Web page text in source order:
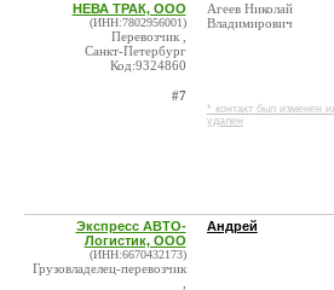
НЕВА ТРАК, ООО
(ИНН:7802956001)
Перевозчик ,
Санкт-Петербург
Код:9324860
#7
Агеев Николай
Владимирович
* контакт был изменен
удален
Экспресс АВТО-
Логистик, ООО
(ИНН:6670432173)
Грузовладелец-перевозчик
Андрей